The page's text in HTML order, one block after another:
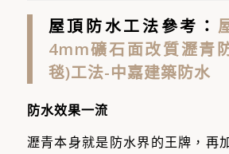
屋頂防水工法參考：
4mm礦石面改質瀝青
毯)工法-中嘉建築防水
防水效果一流
瀝青本身就是防水界的王牌，再